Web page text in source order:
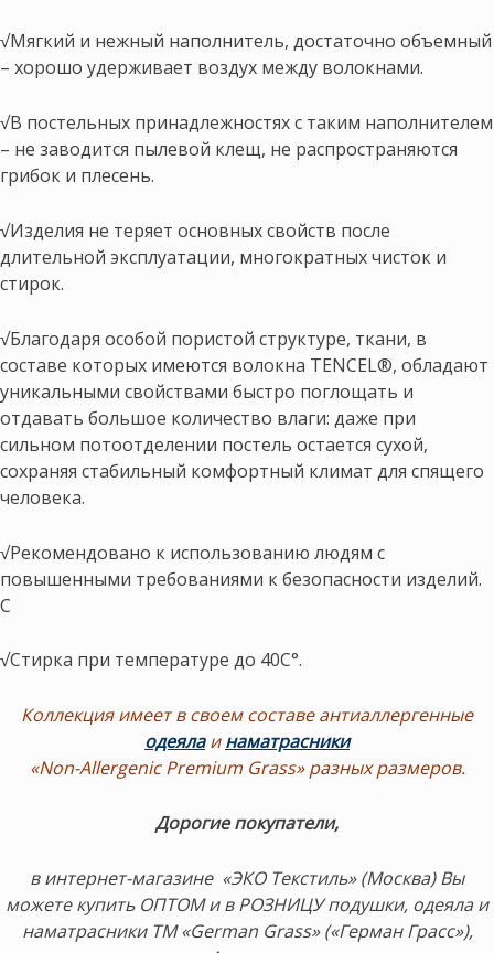
√Мягкий и нежный наполнитель, достаточно объемный
– хорошо удерживает воздух между волокнами.
√В постельных принадлежностях с таким наполнителем
– не заводится пылевой клещ, не распространяются
грибок и плесень.
√Изделия не теряет основных свойств после
длительной эксплуатации, многократных чисток и
стирок.
√Благодаря особой пористой структуре, ткани, в
составе которых имеются волокна TENCEL®, обладают
уникальными свойствами быстро поглощать и
отдавать большое количество влаги: даже при
сильном потоотделении постель остается сухой,
сохраняя стабильный комфортный климат для спящего
человека.
√Рекомендовано к использованию людям с
повышенными требованиями к безопасности изделий.
С
√Стирка при температуре до 40С°.
Коллекция имеет в своем составеантиаллергенные
одеялаинаматрасники
«Non-Allergenic Premium Grass» разных размеров.
Дорогие покупатели,
в интернет-магазине «ЭКО Текстиль» (Москва) Вы
можете купить ОПТОМ и в РОЗНИЦУ подушки, одеяла и
наматрасники ТМ «German Grass» («Герман Грасс»),